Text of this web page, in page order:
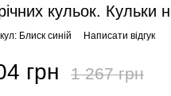
кульок. Кульки
Блиск синій Написати відгук
грн 1 267 грн